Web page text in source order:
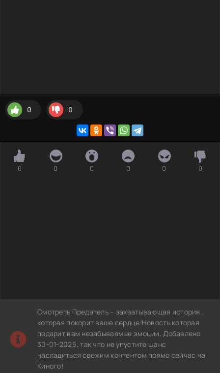
0 0
0 0 0 0 0 0
Смотреть Предатель – захватывающая история,
которая покорит ваше сердце!Новость которая
подарит вам незабываемые эмоции. Добавлено
30-01-2026, так что не упустите шанс
насладиться свежим контентом прямо сейчас на
Киного!